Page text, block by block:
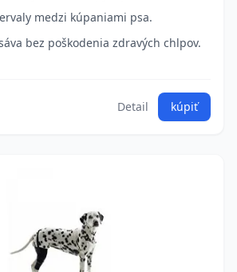
medzi kúpaniami psa.
bez poškodenia zdravých chlpov.
Detail kúpiť